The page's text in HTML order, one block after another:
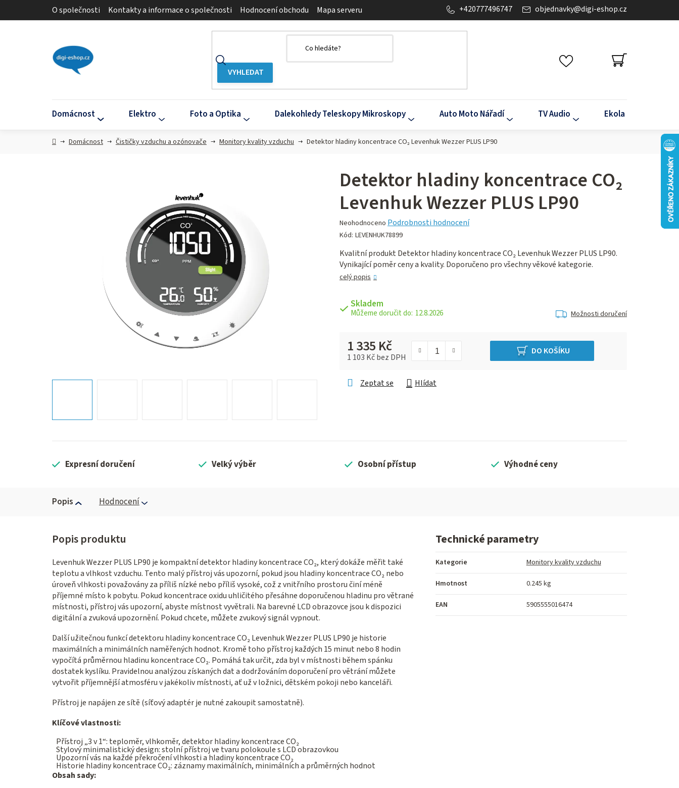
O společnosti Kontakty a informace o společnosti Hodnocení obchodu Mapa serveru objednavky@digi-eshop.cz
+420777496747
NÁKUPNÍ
KOŠÍK
Domácnost Elektro Foto a Optika Dalekohledy Teleskopy Mikroskopy Auto Moto Nářadí TV Audio Ekola
DomůDomácnost Čističky vzduchu a ozónovače Monitory kvality vzduchu Detektor hladiny koncentrace CO₂ Levenhuk Wezzer PLUS LP90
Detektor hladiny koncentrace CO₂
Levenhuk Wezzer PLUS LP90
Průměrné
hodnocení
je
0,0
z 5
Neohodnoceno Podrobnosti hodnocení
Kód: LEVENHUK78899
Kvalitní produkt Detektor hladiny koncentrace CO₂ Levenhuk Wezzer PLUS LP90.
Vynikající poměr ceny a kvality. Doporučeno pro všechny věkové kategorie.
celý popis
Skladem
12.8.2026 Možnosti doručení
1 335 Kč
1 103 Kč bez DPH
DO KOŠÍKU
Zeptat se Hlídat
Expresní doručení Velký výběr Osobní přístup Výhodné ceny
Popis Hodnocení
Levenhuk Wezzer PLUS LP90 je kompaktní detektor hladiny koncentrace CO₂, který dokáže měřit také
teplotu a vlhkost vzduchu. Tento malý přístroj vás upozorní, pokud jsou hladiny koncentrace CO₂ nebo
úroveň vlhkosti považovány za příliš nízké nebo příliš vysoké, což z vnitřního prostoru činí méně
příjemné místo k pobytu. Pokud koncentrace oxidu uhličitého přesáhne doporučenou hladinu pro větrané
místnosti, přístroj vás upozorní, abyste místnost vyvětrali. Na barevné LCD obrazovce jsou k dispozici
digitální a zvuková upozornění. Pokud chcete, můžete zvukový signál vypnout.
Další užitečnou funkcí detektoru hladiny koncentrace CO₂ Levenhuk Wezzer PLUS LP90 je historie
maximálních a minimálních naměřených hodnot. Kromě toho přístroj každých 15 minut nebo 8 hodin
vypočítá průměrnou hladinu koncentrace CO₂. Pomáhá tak určit, zda byl v místnosti během spánku
dostatek kyslíku. Pravidelnou analýzou získaných dat a dodržováním doporučení pro větrání můžete
vytvořit příjemnější atmosféru v jakékoliv místnosti, ať už v ložnici, dětském pokoji nebo kanceláři.
Přístroj je napájen ze sítě (síťový adaptér je nutné zakoupit samostatně).
Klíčové vlastnosti:
Přístroj „3 v 1“: teploměr, vlhkoměr, detektor hladiny koncentrace CO₂
Stylový minimalistický design: stolní přístroj ve tvaru polokoule s LCD obrazovkou
Upozorní vás na každé překročení vlhkosti a hladiny koncentrace CO₂
Historie hladiny koncentrace CO₂: záznamy maximálních, minimálních a průměrných hodnot
Obsah sady:
Technické parametry
Kategorie Monitory kvality vzduchu
Hmotnost 0.245 kg
EAN 5905555016474